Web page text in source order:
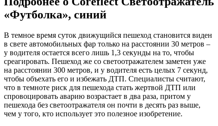
«Футболка», синий
В темное время суток движущийся пешеход становится виден
в свете автомобильных фар только на расстоянии 30 метров –
у водителя остается всего лишь 1,3 секунды на то, чтобы
среагировать. Пешеход же со светоотражателем заметен уже
на расстоянии 300 метров, и у водителя есть целых 7 секунд,
чтобы объехать его и избежать ДТП. Специалисты считают,
что в темноте риск для пешехода стать жертвой ДТП или
спровоцировать аварию возрастает в два раза, притом у
пешехода без светоотражателя он почти в десять раз выше,
чем у того, кто использует это полезное изобретение.